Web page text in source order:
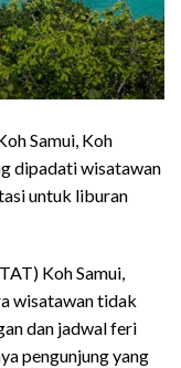
Samui, Koh
dipadati wisatawan
untuk liburan
Koh Samui,
wisatawan tidak
dan jadwal feri
pengunjung yang